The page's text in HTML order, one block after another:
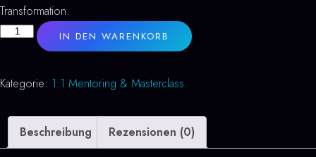
1.000,00 €
Transformation.
1:1
Bewusstseins-
—
innen
IN DEN WARENKORB
Kategorie: 1:1 Mentoring & Masterclass
Beschreibung Rezensionen (0)